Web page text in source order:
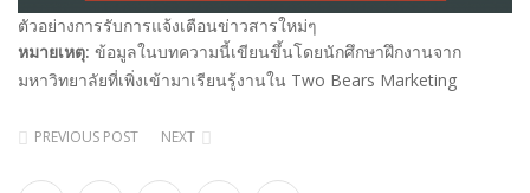
ตัวอย่างการรับการแจ้งเตือนข่าวสารใหม่ๆ
หมายเหตุ: ข้อมูลในบทความนี้เขียนขึ้นโดยนักศึกษาฝึกงานจาก
มหาวิทยาลัยที่เพิ่งเข้ามาเรียนรู้งานใน Two Bears Marketing
PREVIOUS POST NEXT